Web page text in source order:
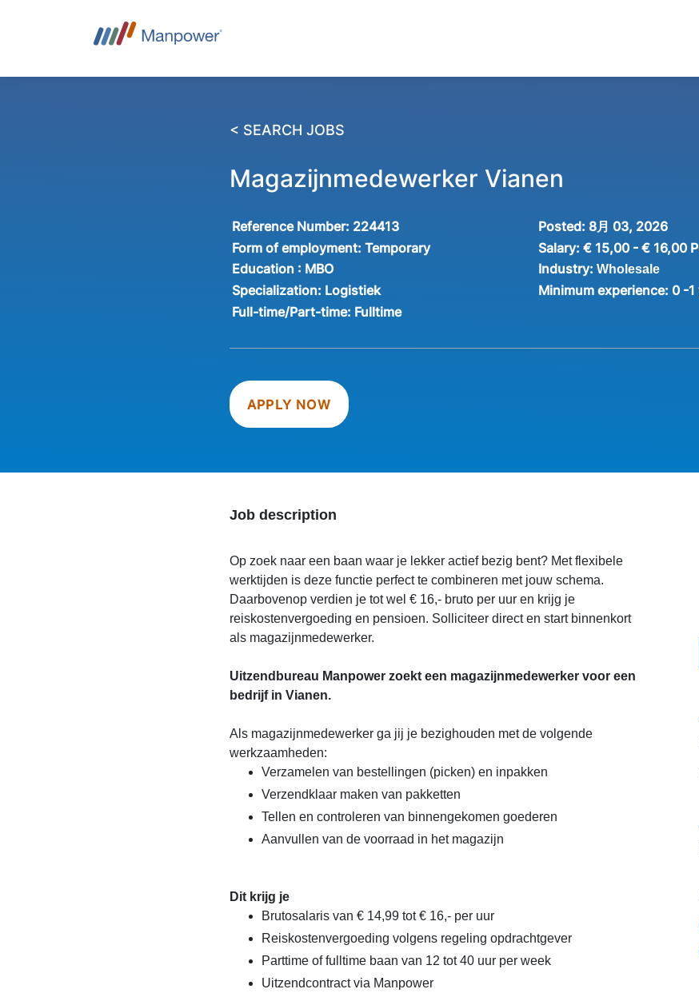
< SEARCH JOBS
Magazijnmedewerker Vianen
Reference Number: 224413 Posted: 8月 03, 2026
Form of employment:Temporary Salary: € 15,00 - € 16,00
Education : MBO Industry: Wholesale
Specialization: Logistiek Minimum experience: 0 -1
Full-time/Part-time: Fulltime
APPLY NOW
Job description
Op zoek naar een baan waar je lekker actief bezig bent? Met flexibele
werktijden is deze functie perfect te combineren met jouw schema.
Daarbovenop verdien je tot wel € 16,- bruto per uur en krijg je
reiskostenvergoeding en pensioen. Solliciteer direct en start binnenkort
als magazijnmedewerker.
Uitzendbureau Manpower zoekt een magazijnmedewerker voor een
bedrijf in Vianen.
Als magazijnmedewerker ga jij je bezighouden met de volgende
werkzaamheden:
Verzamelen van bestellingen (picken) en inpakken
Verzendklaar maken van pakketten
Tellen en controleren van binnengekomen goederen
Aanvullen van de voorraad in het magazijn
Dit krijg je
Brutosalaris van € 14,99 tot € 16,- per uur
Reiskostenvergoeding volgens regeling opdrachtgever
Parttime of fulltime baan van 12 tot 40 uur per week
Uitzendcontract via Manpower